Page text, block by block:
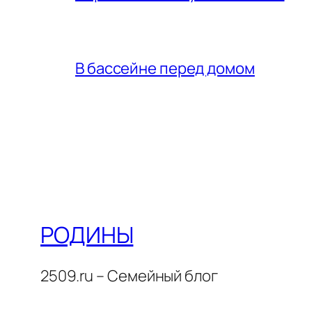
В бассейне перед домом
РОДИНЫ
2509.ru – Семейный блог